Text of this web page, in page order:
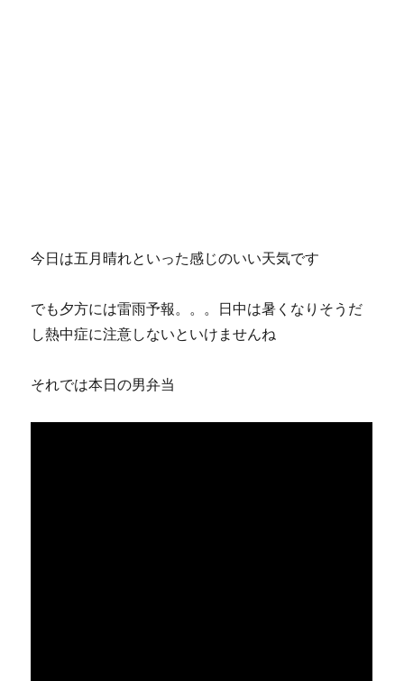
今日は五月晴れといった感じのいい天気です
でも夕方には雷雨予報。。。日中は暑くなりそうだ
し熱中症に注意しないといけませんね
それでは本日の男弁当